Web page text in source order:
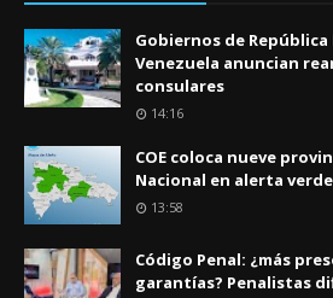
Gobiernos de
Venezuela anuncian
consulares
14:16
COE coloca nueve
Nacional en alerta
13:58
Código Penal: ¿más
garantías? Penalistas